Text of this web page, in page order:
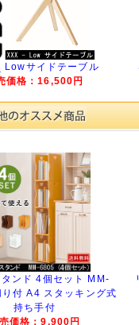
Lowサイドテーブル
価格：16,500円
ンド 4個セット MM-
付 A4 スタッキング式
持ち手付
価格：9,900円